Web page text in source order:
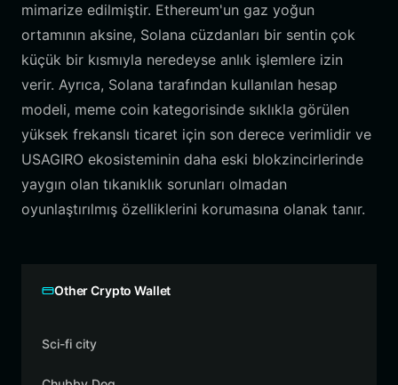
mimarize edilmiştir. Ethereum'un gaz yoğun
ortamının aksine, Solana cüzdanları bir sentin çok
küçük bir kısmıyla neredeyse anlık işlemlere izin
verir. Ayrıca, Solana tarafından kullanılan hesap
modeli, meme coin kategorisinde sıklıkla görülen
yüksek frekanslı ticaret için son derece verimlidir ve
USAGIRO ekosisteminin daha eski blokzincirlerinde
yaygın olan tıkanıklık sorunları olmadan
oyunlaştırılmış özelliklerini korumasına olanak tanır.
Other Crypto Wallet
Sci-fi city